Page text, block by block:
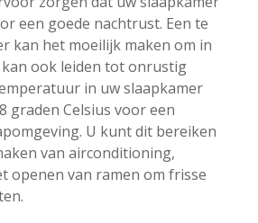
een goede nachtrust. Een te
kan het moeilijk maken om in
ook leiden tot onrustig
in uw slaapkamer
graden Celsius voor een
U kunt dit bereiken
van airconditioning,
openen van ramen om frisse